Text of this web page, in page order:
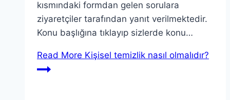
kısmındaki formdan gelen sorulara
ziyaretçiler tarafından yanıt verilmektedir.
Konu başlığına tıklayıp sizlerde konu…
Read More Kişisel temizlik nasıl olmalıdır?